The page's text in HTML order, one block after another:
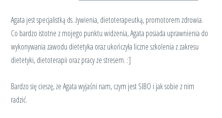
Agata jest specjalistką ds. żywienia, dietoterapeutką, promotorem zdrowia.
Co bardzo istotne z mojego punktu widzenia, Agata posiada uprawnienia do
wykonywania zawodu dietetyka oraz ukończyła liczne szkolenia z zakresu
dietetyki, dietoterapii oraz pracy ze stresem. :]
Bardzo się cieszę, że Agata wyjaśni nam, czym jest SIBO i jak sobie z nim
radzić.